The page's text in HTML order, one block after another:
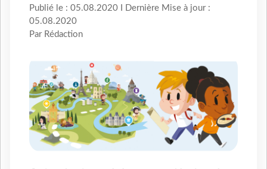
Publié le : 05.08.2020 I Dernière Mise à jour :
05.08.2020
Par Rédaction